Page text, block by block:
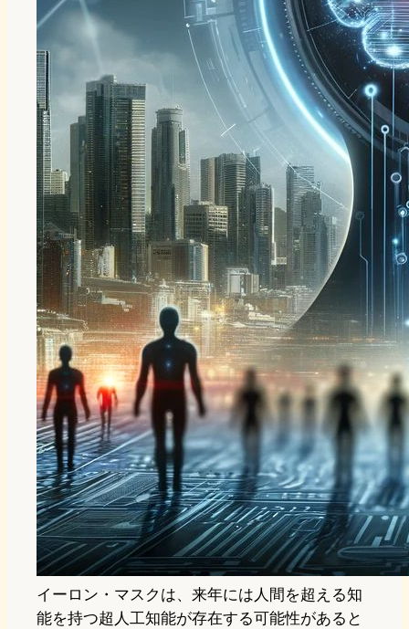
イーロン・マスクは、来年には人間を超える知
能を持つ超人工知能が存在する可能性があると